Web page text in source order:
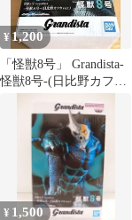
¥1,200
「怪獣8号」 Grandista-
怪獣8号-(日比野カフカ
¥ 1,500